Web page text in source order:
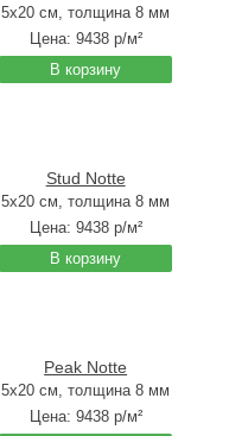
5x20 см, толщина 8 мм
Цена: 9438р/м²
В корзину
Stud Notte
5x20 см, толщина 8 мм
Цена: 9438р/м²
В корзину
Peak Notte
5x20 см, толщина 8 мм
Цена: 9438р/м²